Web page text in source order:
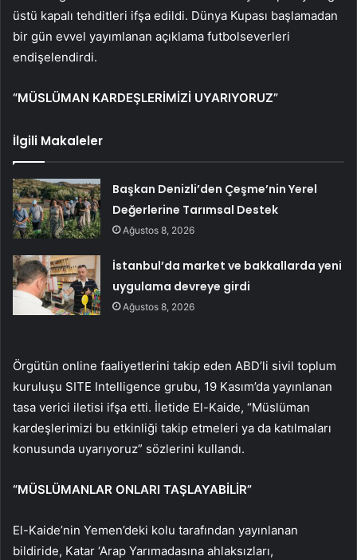
üstü kapalı tehditleri ifşa edildi. Dünya Kupası başlamadan
bir gün evvel yayımlanan açıklama futbolseverleri
endişelendirdi.
“MÜSLÜMAN KARDEŞLERİMİZİ UYARIYORUZ”
İlgili Makaleler
Başkan Denizli’den Çeşme’nin Yerel
Değerlerine Tarımsal Destek
Ağustos 8, 2026
İstanbul’da market ve bakkallarda yeni
uygulama devreye girdi
Ağustos 8, 2026
Örgütün online faaliyetlerini takip eden ABD’li sivil toplum
kuruluşu SITE Intelligence grubu, 19 Kasım’da yayınlanan
tasa verici iletisi ifşa etti. İletide El-Kaide, “Müslüman
kardeşlerimizi bu etkinliği takip etmeleri ya da katılmaları
konusunda uyarıyoruz” sözlerini kullandı.
“MÜSLÜMANLAR ONLARI TAŞLAYABİLİR”
El-Kaide’nin Yemen’deki kolu tarafından yayınlanan
bildiride, Katar ‘Arap Yarımadasına ahlaksızları,